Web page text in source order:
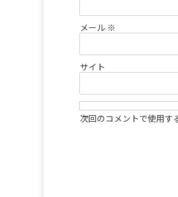
メール ※
サイト
次回のコメントで使用す